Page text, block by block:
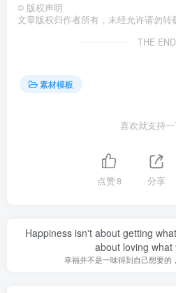
© 版权声明
文章版权归作者所有，未经允许请勿转
THE END
素材模板
喜欢就支持
点赞8 分享
Happiness isn't about getting
about loving what
幸福并不是一味得到自己想要的